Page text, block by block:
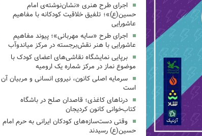
اجرای طرح هنری «نشان‌نوشته‌ی امام
حسین(ع)»؛ تلفیق خلاقیت کودکانه با مفاهیم
عاشورایی
اجرای طرح «سایه مهربانی»؛ پیوند مفاهیم
عاشورایی با هنر نقش‌برجسته در مرکز میاندوآب
برپایی نمایشگاه نقاشی‌های اعضای کودک با
موضوع نماز در مرکز شماره یک ارومیه
سرمایه اصلی کانون، نیروی انسانی و مربیان آن
است
درناهای کاغذی؛ قاصدان صلح در باشگاه
کتاب‌خوانی کانون کردیجان
وقتی دست‌سازه‌های کودکان ایرانی به حرم امام
حسین(ع) رسیدند